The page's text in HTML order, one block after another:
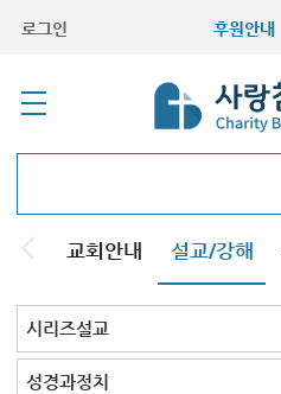
로그인 후원안내
교회안내 설교/강해
주일설교
성경강해
시리즈설교
기타방송
시리즈설교 전체
구원
결혼
교회의믿음
그리스도인
성막
조직신학
설교와설교자
성경바로보기
성경Q&A
킹제임스성경
재림의 징조
창조진화
천주교
주님의교회계획
하나님의뜻알기
하나님의일꾼과섬김
크리스천기초
성경교리
회원필수
세계관국가관
주요예언
음악
성경과정치